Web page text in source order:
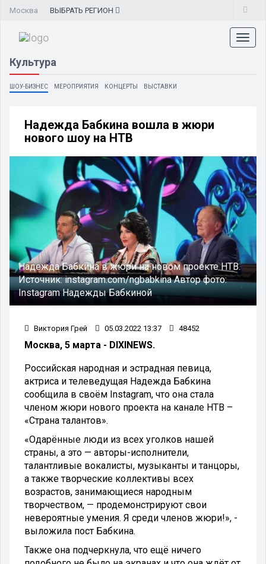
Москва ВЫБРАТЬ РЕГИОН
Культура
ШОУ-БИЗНЕС МЕРОПРИЯТИЯ КОНЦЕРТЫ ВЫСТАВКИ
Надежда Бабкина вошла в жюри
нового шоу на НТВ
Надежда Бабкина в жюри на новом проекте НТВ.
Источник:instagram.com/ngbabkinaАвтор фото:
Instagram Надежды Бабкиной
Виктория Грей 05.03.2022 13:37 48452
Москва, 5 марта - DIXINEWS.
Российская народная и эстрадная певица,
актриса и телеведущая Надежда Бабкина
сообщила в своём Instagram, что она стала
членом жюри нового проекта на канале НТВ –
«Страна талантов».
«Одарённые люди из всех уголков нашей
страны, а это — авторы-исполнители,
талантливые вокалисты, музыканты и танцоры,
а также творческие коллективы всех
возрастов, занимающиеся народным
творчеством, — продемонстрируют свои
невероятные умения. Я среди членов жюри!», -
выложила пост Бабкина.
Также она подчеркнула, что ещё ничего